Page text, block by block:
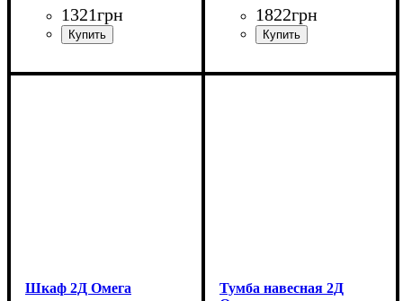
1321грн
Ширина: 60 см
1822грн
Ширина: 40 см
Шкаф 2Д Омега
Тумба навесная 2Д